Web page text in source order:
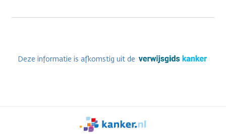
Deze informatie is afkomstig uit de
We